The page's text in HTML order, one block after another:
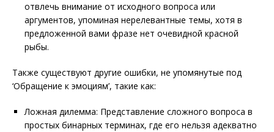
отвлечь внимание от исходного вопроса или
аргументов, упоминая нерелевантные темы, хотя в
предложенной вами фразе нет очевидной красной
рыбы.
Также существуют другие ошибки, не упомянутые под
‘Обращение к эмоциям’, такие как:
Ложная дилемма: Представление сложного вопроса в
простых бинарных терминах, где его нельзя адекватно